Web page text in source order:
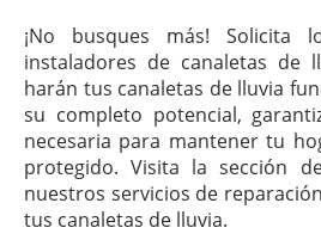
¡No busques más! Solicita
instaladores de canaletas de
harán tus canaletas de lluvia
su completo potencial,
necesaria para mantener tu
protegido. Visita la sección
nuestros servicios de
tus canaletas de lluvia.